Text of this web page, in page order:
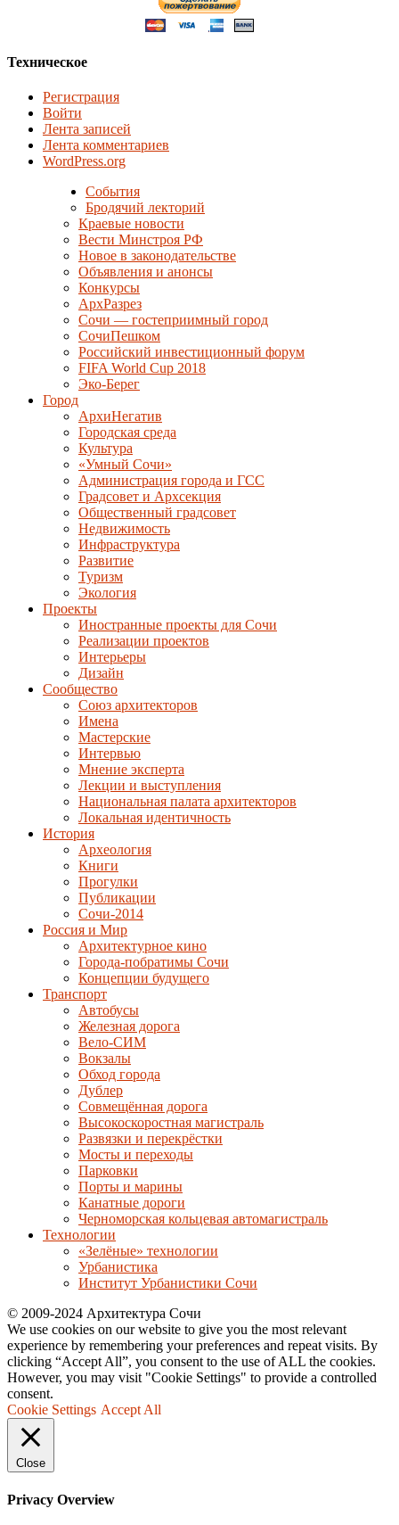
Техническое
Регистрация
Войти
Лента записей
Лента комментариев
WordPress.org
События
Бродячий лекторий
Краевые новости
Вести Минстроя РФ
Новое в законодательстве
Объявления и анонсы
Конкурсы
АрхРазрез
Сочи — гостеприимный город
СочиПешком
Российский инвестиционный форум
FIFA World Cup 2018
Эко-Берег
Город
АрхиНегатив
Городская среда
Культура
«Умный Сочи»
Администрация города и ГСС
Градсовет и Архсекция
Общественный градсовет
Недвижимость
Инфраструктура
Развитие
Туризм
Экология
Проекты
Иностранные проекты для Сочи
Реализации проектов
Интерьеры
Дизайн
Сообщество
Союз архитекторов
Имена
Мастерские
Интервью
Мнение эксперта
Лекции и выступления
Национальная палата архитекторов
Локальная идентичность
История
Археология
Книги
Прогулки
Публикации
Сочи-2014
Россия и Мир
Архитектурное кино
Города-побратимы Сочи
Концепции будущего
Транспорт
Автобусы
Железная дорога
Вело-СИМ
Вокзалы
Обход города
Дублер
Совмещённая дорога
Высокоскоростная магистраль
Развязки и перекрёстки
Мосты и переходы
Парковки
Порты и марины
Канатные дороги
Черноморская кольцевая автомагистраль
Технологии
«Зелёные» технологии
Урбанистика
Институт Урбанистики Сочи
© 2009-2024 Архитектура Сочи
We use cookies on our website to give you the most relevant
experience by remembering your preferences and repeat visits. By
clicking “Accept All”, you consent to the use of ALL the cookies.
However, you may visit "Cookie Settings" to provide a controlled
consent.
Cookie Settings Accept All
Close
Privacy Overview